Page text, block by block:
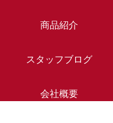
商品紹介
スタッフブログ
会社概要